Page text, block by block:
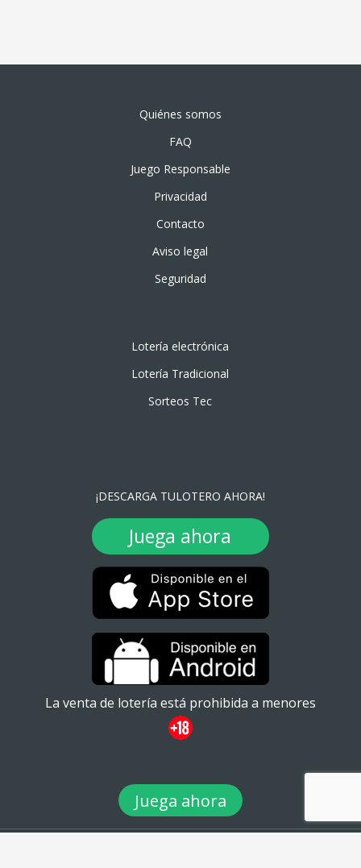
Quiénes somos
FAQ
Juego Responsable
Privacidad
Contacto
Aviso legal
Seguridad
Lotería electrónica
Lotería Tradicional
Sorteos Tec
¡DESCARGA TULOTERO AHORA!
Juega ahora
La venta de lotería está prohibida a menores
Juega ahora